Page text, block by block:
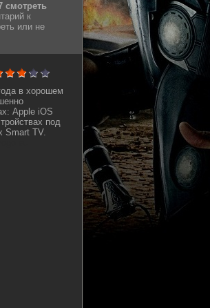
смотреть
к
или не
в хорошем
Apple iOS
под
Smart TV.